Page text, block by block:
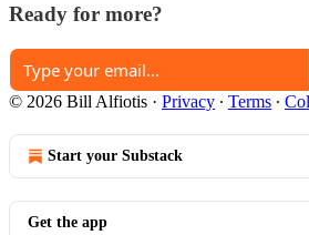
Ready for more?
© 2026 Bill Alfiotis · Privacy ∙ Terms ∙
Start your Substack
Get the app